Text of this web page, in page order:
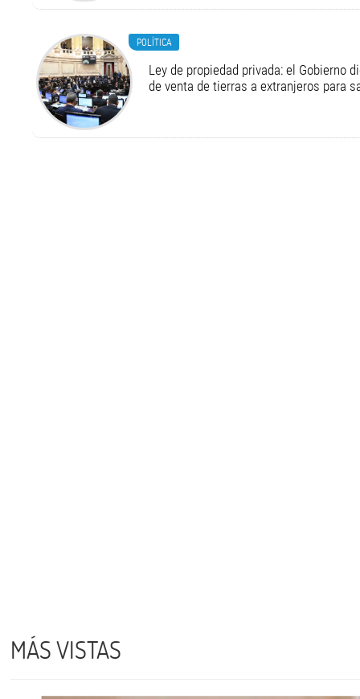
POLÍTICA
Ley de propiedad privada: el Gobierno
de venta de tierras a extranjeros para
MÁS VISTAS